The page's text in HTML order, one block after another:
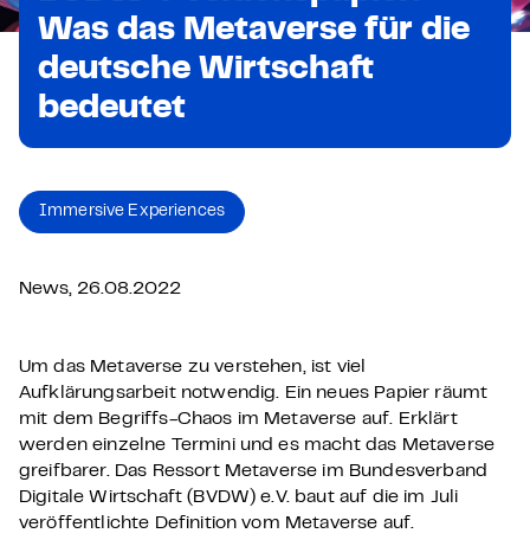
Was das Metaverse für die
deutsche Wirtschaft
bedeutet
Immersive Experiences
News, 26.08.2022
Um das Metaverse zu verstehen, ist viel
Aufklärungsarbeit notwendig. Ein neues Papier räumt
mit dem Begriffs-Chaos im Metaverse auf. Erklärt
werden einzelne Termini und es macht das Metaverse
greifbarer. Das Ressort Metaverse im Bundesverband
Digitale Wirtschaft (BVDW) e.V. baut auf die im Juli
veröffentlichte Definition vom Metaverse auf.